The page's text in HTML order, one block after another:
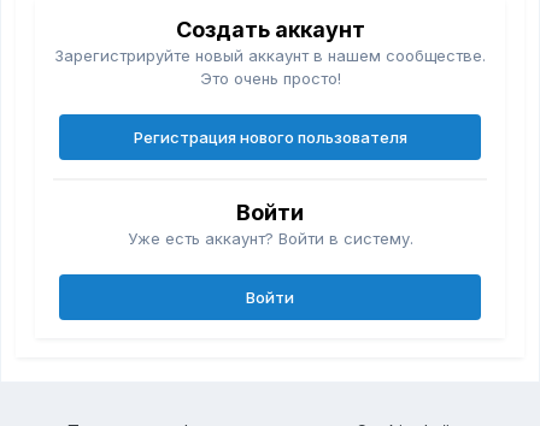
Создать аккаунт
Зарегистрируйте новый аккаунт в нашем сообществе.
Это очень просто!
Регистрация нового пользователя
Войти
Уже есть аккаунт? Войти в систему.
Войти